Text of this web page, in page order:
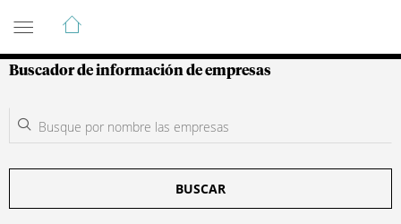
Guía de Empresas Colombianas
Buscador de información de empresas
BUSCAR